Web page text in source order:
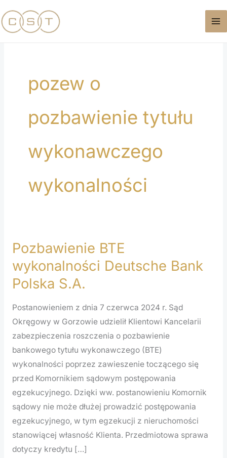
do
treści
pozew o
pozbawienie tytułu
wykonawczego
wykonalności
Pozbawienie BTE
wykonalności Deutsche Bank
Polska S.A.
Postanowieniem z dnia 7 czerwca 2024 r. Sąd
Okręgowy w Gorzowie udzielił Klientowi Kancelarii
zabezpieczenia roszczenia o pozbawienie
bankowego tytułu wykonawczego (BTE)
wykonalności poprzez zawieszenie toczącego się
przed Komornikiem sądowym postępowania
egzekucyjnego. Dzięki ww. postanowieniu Komornik
sądowy nie może dłużej prowadzić postępowania
egzekucyjnego, w tym egzekucji z nieruchomości
stanowiącej własność Klienta. Przedmiotowa sprawa
dotyczy kredytu […]
Pozbawienie
wykonalności
Deutsche
Bank
Polska
S.A.